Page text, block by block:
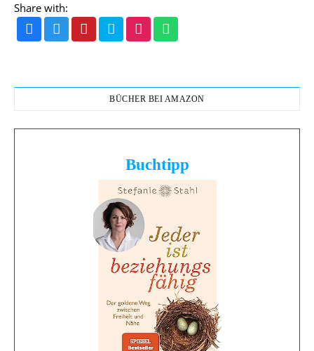
Share with:
BÜCHER BEI AMAZON
Buchtipp